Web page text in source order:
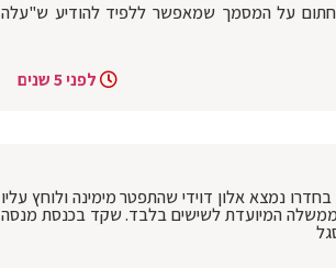
על המסמך שמאפשר ללפיד להודיע ש"עלה
לפני 5 שנים
נמצא אלון דוידי שהתפטר מימינה ולוחץ עליו
המיועדת לשישים בלבד. שקד בכנסת מנסה